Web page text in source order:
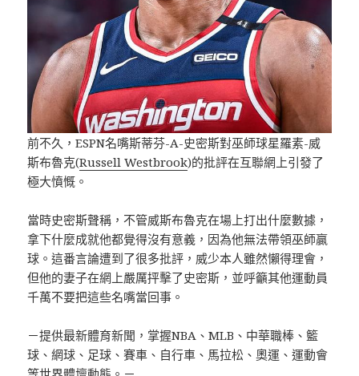
前不久，ESPN名嘴斯蒂芬-A-史密斯對巫師球星羅素-威
斯布魯克(Russell Westbrook)的批評在互聯網上引發了
極大憤慨。
當時史密斯聲稱，不管威斯布魯克在場上打出什麼數據，
拿下什麼成就他都覺得沒有意義，因為他無法帶領巫師贏
球。這番言論遭到了很多批評，威少本人雖然懶得理會，
但他的妻子在網上嚴厲抨擊了史密斯，並呼籲其他運動員
千萬不要把這些名嘴當回事。
－提供最新體育新聞，掌握NBA、MLB、中華職棒、籃
球、網球、足球、賽車、自行車、馬拉松、奧運、運動會